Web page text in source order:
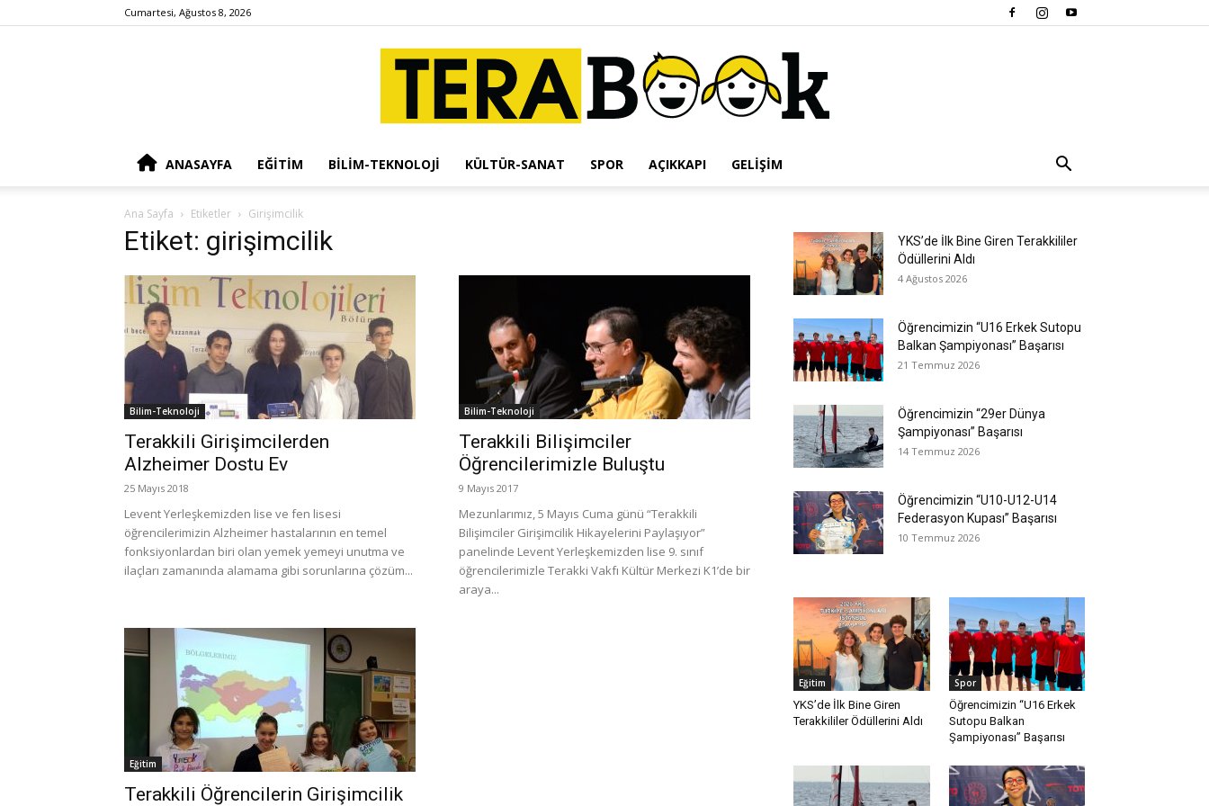
Cumartesi, Ağustos 8, 2026
ANASAYFA EĞITIM BILIM-TEKNOLOJI KÜLTÜR-SANAT SPOR AÇIKKAPI GELIŞIM
Ana Sayfa Etiketler Girişimcilik
Etiket: girişimcilik
Bilim-Teknoloji
Terakkili Girişimcilerden
Alzheimer Dostu Ev
25 Mayıs 2018
Levent Yerleşkemizden lise ve fen lisesi
öğrencilerimizin Alzheimer hastalarının en temel
fonksiyonlardan biri olan yemek yemeyi unutma ve
ilaçları zamanında alamama gibi sorunlarına çözüm...
Bilim-Teknoloji
Terakkili Bilişimciler
Öğrencilerimizle Buluştu
9 Mayıs 2017
Mezunlarımız, 5 Mayıs Cuma günü “Terakkili
Bilişimciler Girişimcilik Hikayelerini Paylaşıyor”
panelinde Levent Yerleşkemizden lise 9. sınıf
öğrencilerimizle Terakki Vakfı Kültür Merkezi K1’de bir
araya...
Eğitim
Terakkili Öğrencilerin Girişimcilik
YKS’de İlk Bine Giren Terakkililer
Ödüllerini Aldı
4 Ağustos 2026
Öğrencimizin “U16 Erkek Sutopu
Balkan Şampiyonası” Başarısı
21 Temmuz 2026
Öğrencimizin “29er Dünya
Şampiyonası” Başarısı
14 Temmuz 2026
Öğrencimizin “U10-U12-U14
Federasyon Kupası” Başarısı
10 Temmuz 2026
Eğitim
YKS’de İlk Bine Giren
Terakkililer Ödüllerini Aldı
Spor
Öğrencimizin “U16 Erkek
Sutopu Balkan
Şampiyonası” Başarısı